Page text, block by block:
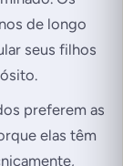
de longo
seus filhos
preferem as
elas têm